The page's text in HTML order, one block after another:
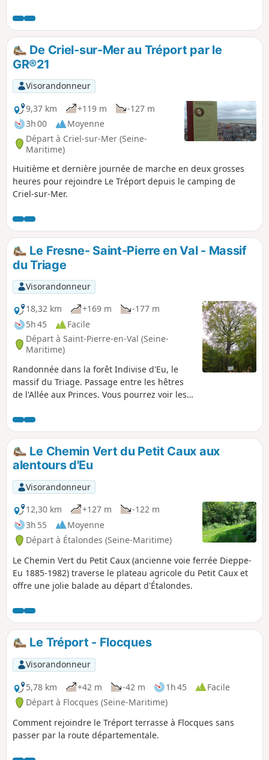
De Criel-sur-Mer au Tréport par le
GR®21
Visorandonneur
9,37 km
+119 m
-127 m
3h 00
Moyenne
Départ à Criel-sur-Mer (Seine-
Maritime)
Huitième et dernière journée de marche en deux grosses
heures pour rejoindre Le Tréport depuis le camping de
Criel-sur-Mer.
Le Fresne- Saint-Pierre en Val - Massif
du Triage
Visorandonneur
18,32 km
+169 m
-177 m
5h 45
Facile
Départ à Saint-Pierre-en-Val (Seine-
Maritime)
Randonnée dans la forêt Indivise d'Eu, le
massif du Triage. Passage entre les hêtres
de l'Allée aux Princes. Vous pourrez voir les
autruches... Pour les passionnés d'histoire,
passage à coté du site gallo-romain de Bois
l'Abbé.Le Chemin Vert du Petit Caux aux
alentours d'Eu
Visorandonneur
12,30 km
+127 m
-122 m
3h 55
Moyenne
Départ à Étalondes (Seine-Maritime)
Le Chemin Vert du Petit Caux (ancienne voie ferrée Dieppe-
Eu 1885-1982) traverse le plateau agricole du Petit Caux et
offre une jolie balade au départ d'Étalondes.
Le Tréport - Flocques
Visorandonneur
5,78 km
+42 m -42 m 1h 45
Facile
Départ à Flocques (Seine-Maritime)
Comment rejoindre le Tréport terrasse à Flocques sans
passer par la route départementale.